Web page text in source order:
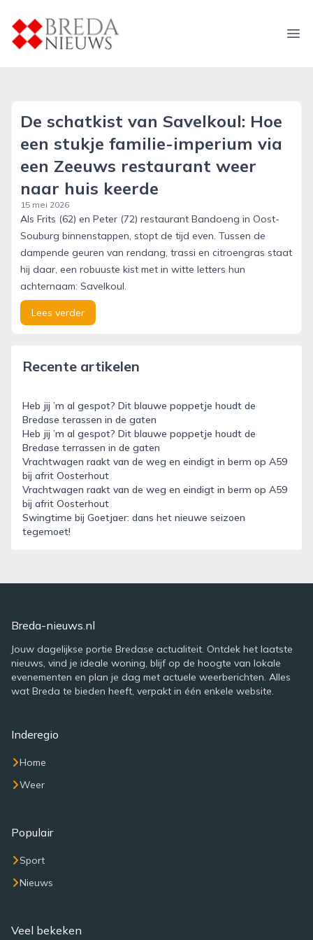
breda-nieuws.nl
De schatkist van Savelkoul: Hoe
een stukje familie-imperium via
een Zeeuws restaurant weer
naar huis keerde
15 mei 2026
Als Frits (62) en Peter (72) restaurant Bandoeng in Oost-
Souburg binnenstappen, stopt de tijd even. Tussen de
dampende geuren van rendang, trassi en citroengras staat
hij daar, een robuuste kist met in witte letters hun
achternaam: Savelkoul.
Lees verder
Recente artikelen
Heb jij ’m al gespot? Dit blauwe poppetje houdt de
Bredase terassen in de gaten
Heb jij ’m al gespot? Dit blauwe poppetje houdt de
Bredase terrassen in de gaten
Vrachtwagen raakt van de weg en eindigt in berm op A59
bij afrit Oosterhout
Vrachtwagen raakt van de weg en eindigt in berm op A59
bij afrit Oosterhout
Swingtime bij Goetjaer: dans het nieuwe seizoen
tegemoet!
Breda-nieuws.nl
Jouw dagelijkse portie Bredase actualiteit. Ontdek het laatste
nieuws, vind je ideale woning, blijf op de hoogte van lokale
evenementen en plan je dag met actuele weerberichten. Alles
wat Breda te bieden heeft, verpakt in één enkele website.
Inderegio
Home
Weer
Populair
Sport
Nieuws
Veel bekeken